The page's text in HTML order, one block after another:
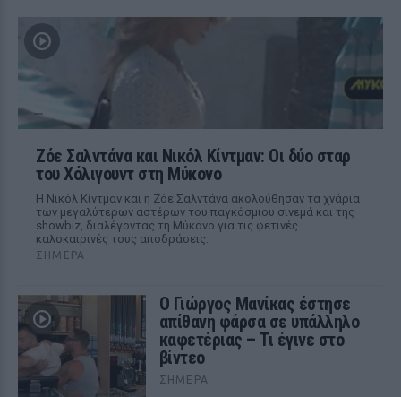
Ζόε Σαλντάνα και Νικόλ Κίντμαν: Οι δύο σταρ
του Χόλιγουντ στη Μύκονο
Η Νικόλ Κίντμαν και η Ζόε Σαλντάνα ακολούθησαν τα χνάρια
των μεγαλύτερων αστέρων του παγκόσμιου σινεμά και της
showbiz, διαλέγοντας τη Μύκονο για τις φετινές
καλοκαιρινές τους αποδράσεις.
ΣΉΜΕΡΑ
Ο Γιώργος Μανίκας έστησε
απίθανη φάρσα σε υπάλληλο
καφετέριας – Τι έγινε στο
βίντεο
ΣΉΜΕΡΑ